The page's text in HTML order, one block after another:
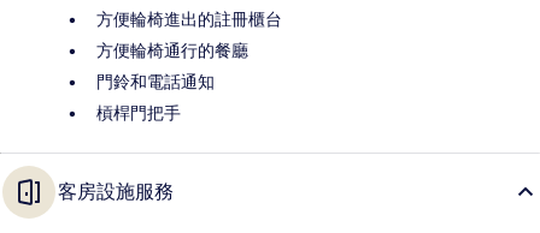
方便輪椅進出的註冊櫃台
方便輪椅通行的餐廳
門鈴和電話通知
槓桿門把手
客房設施服務